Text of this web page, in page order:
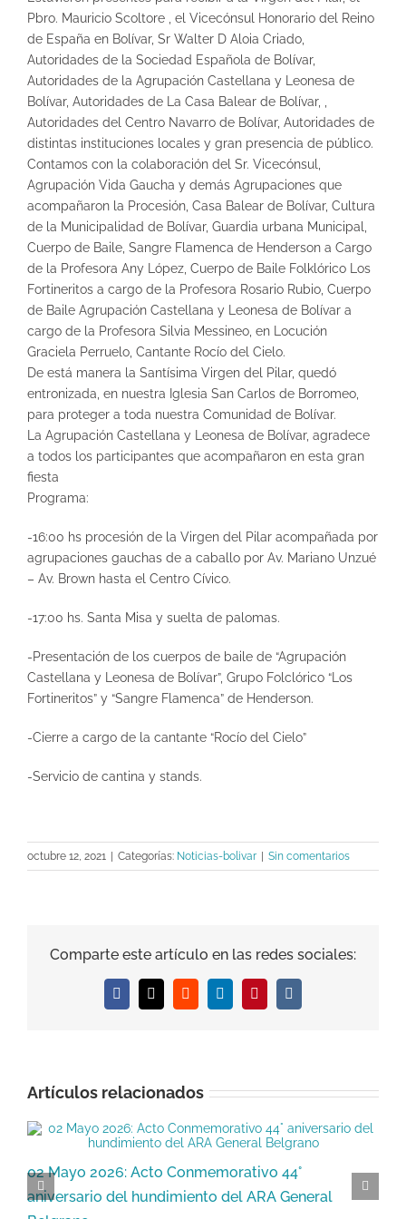
Pbro. Mauricio Scoltore , el Vicecónsul Honorario del Reino
de España en Bolívar, Sr Walter D Aloia Criado,
Autoridades de la Sociedad Española de Bolívar,
Autoridades de la Agrupación Castellana y Leonesa de
Bolívar, Autoridades de La Casa Balear de Bolívar, ,
Autoridades del Centro Navarro de Bolívar, Autoridades de
distintas instituciones locales y gran presencia de público.
Contamos con la colaboración del Sr. Vicecónsul,
Agrupación Vida Gaucha y demás Agrupaciones que
acompañaron la Procesión, Casa Balear de Bolívar, Cultura
de la Municipalidad de Bolívar, Guardia urbana Municipal,
Cuerpo de Baile, Sangre Flamenca de Henderson a Cargo
de la Profesora Any López, Cuerpo de Baile Folklórico Los
Fortineritos a cargo de la Profesora Rosario Rubio, Cuerpo
de Baile Agrupación Castellana y Leonesa de Bolívar a
cargo de la Profesora Silvia Messineo, en Locución
Graciela Perruelo, Cantante Rocío del Cielo.
De está manera la Santísima Virgen del Pilar, quedó
entronizada, en nuestra Iglesia San Carlos de Borromeo,
para proteger a toda nuestra Comunidad de Bolívar.
La Agrupación Castellana y Leonesa de Bolívar, agradece
a todos los participantes que acompañaron en esta gran
fiesta
Programa:
-16:00 hs procesión de la Virgen del Pilar acompañada por
agrupaciones gauchas de a caballo por Av. Mariano Unzué
– Av. Brown hasta el Centro Cívico.
-17:00 hs. Santa Misa y suelta de palomas.
-Presentación de los cuerpos de baile de “Agrupación
Castellana y Leonesa de Bolívar”, Grupo Folclórico “Los
Fortineritos” y “Sangre Flamenca” de Henderson.
-Cierre a cargo de la cantante “Rocío del Cielo”
-Servicio de cantina y stands.
octubre 12, 2021 Categorías: Noticias-bolivar Sin comentarios
Comparte este artículo en las redes sociales:
Facebook
X RedditLinkedInPinterestVk
Artículos relacionados
02 Mayo 2026: Acto Conmemorativo 44°
aniversario del hundimiento del ARA General